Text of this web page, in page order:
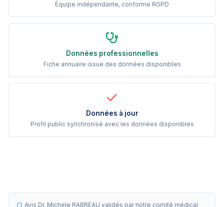
Équipe indépendante, conforme RGPD
Données professionnelles
Fiche annuaire issue des données disponibles
Données à jour
Profil public synchronisé avec les données disponibles
Avis Dr. Michele RABREAU validés par notre comité médical